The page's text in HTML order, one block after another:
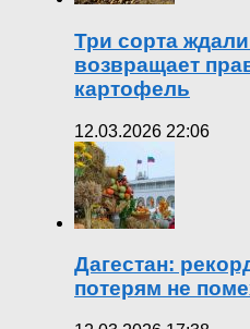
Три сорта
возвращает
картофель
12.03.2026 22:06
Дагестан:
потерям не